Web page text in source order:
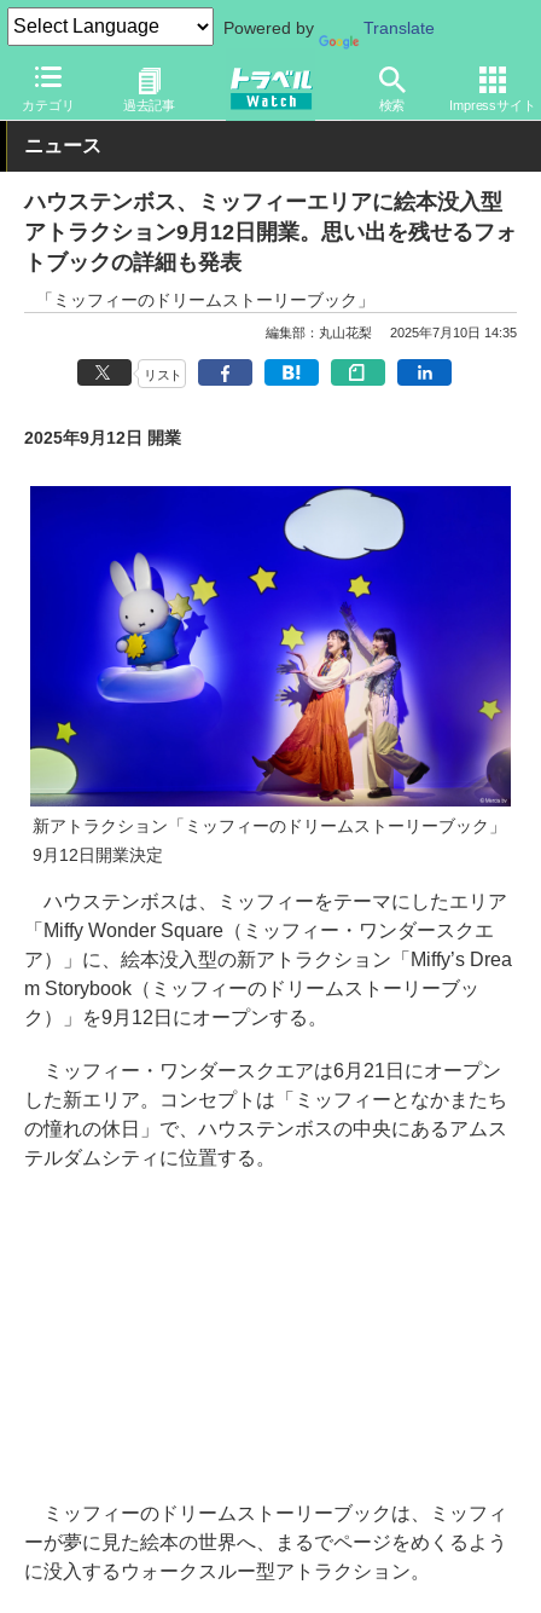
Powered by Translate
カテゴリ 過去記事 検索 Impressサイト
トラベル Watch 地域 国内旅行 長崎
ニュース
ハウステンボス、ミッフィーエリアに絵本没入型
アトラクション9月12日開業。思い出を残せるフォ
トブックの詳細も発表
「ミッフィーのドリームストーリーブック」
編集部：丸山花梨 2025年7月10日 14:35
リスト
2025年9月12日 開業
新アトラクション「ミッフィーのドリームストーリーブック」
9月12日開業決定
ハウステンボスは、ミッフィーをテーマにしたエリア
「Miffy Wonder Square（ミッフィー・ワンダースクエ
ア）」に、絵本没入型の新アトラクション「Miffy’s Drea
m Storybook（ミッフィーのドリームストーリーブッ
ク）」を9月12日にオープンする。
ミッフィー・ワンダースクエアは6月21日にオープン
した新エリア。コンセプトは「ミッフィーとなかまたち
の憧れの休日」で、ハウステンボスの中央にあるアムス
テルダムシティに位置する。
ミッフィーのドリームストーリーブックは、ミッフィ
ーが夢に見た絵本の世界へ、まるでページをめくるよう
に没入するウォークスルー型アトラクション。